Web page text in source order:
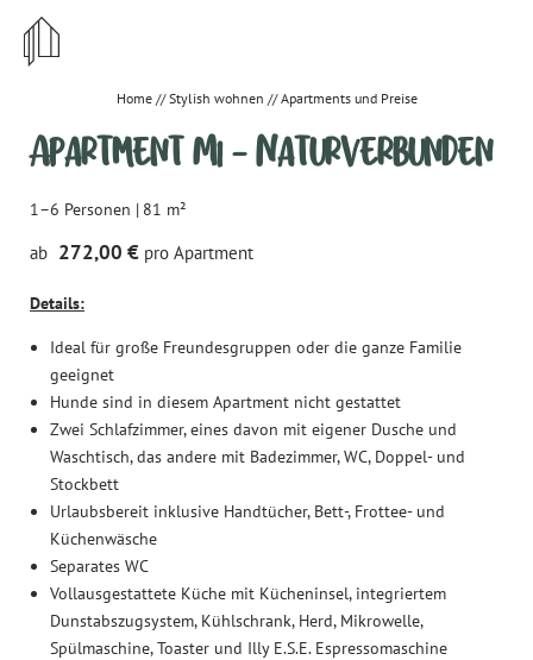
UNWIDERSTEHLICH
Stylish wohnen
Apartments und Preise
Gut zu wissen - wichtige Infos & Hausregeln
Angebote
Anreise
Anfrage
Buchung
Sicherer Urlaub
DE EN
Home //Stylish wohnen //Apartments und Preise
Apartment M1 – Naturverbunden
1–6 Personen | 81 m²
ab 272,00 € pro Apartment
Details:
Ideal für große Freundesgruppen oder die ganze Familie
geeignet
Hunde sind in diesem Apartment nicht gestattet
Zwei Schlafzimmer, eines davon mit eigener Dusche und
Waschtisch, das andere mit Badezimmer, WC, Doppel- und
Stockbett
Urlaubsbereit inklusive Handtücher, Bett-, Frottee- und
Küchenwäsche
Separates WC
Vollausgestattete Küche mit Kücheninsel, integriertem
Dunstabszugsystem, Kühlschrank, Herd, Mikrowelle,
Spülmaschine, Toaster und Illy E.S.E. Espressomaschine